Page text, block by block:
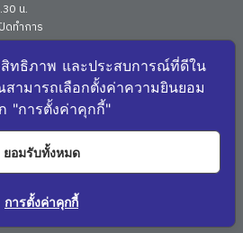
น.
ดทำการ
From Home (WFH)
สิทธิภาพ และประสบการณ์ที่ดีใน
ามารถเลือกตั้งค่าความยินยอม
"การตั้งค่าคุกกี้"
ยอมรับทั้งหมด
การตั้งค่าคุกกี้